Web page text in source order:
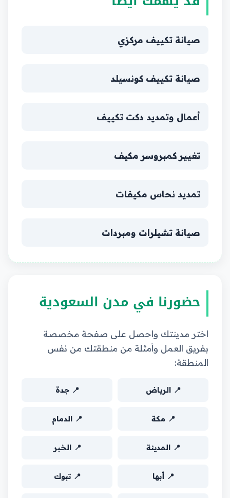
صيانة تكييف مركزي
صيانة تكييف كونسيلد
أعمال وتمديد دكت تكييف
تغيير كمبروسر مكيف
تمديد نحاس مكيفات
صيانة تشيلرات ومبردات
حضورنا في مدن السعودية
اختر مدينتك واحصل على صفحة مخصصة
بفريق العمل وأمثلة من منطقتك من نفس
المنطقة:
📍 الرياض 📍 جدة
📍 مكة 📍 الدمام
📍 المدينة 📍 الخبر
📍 أبها 📍 تبوك